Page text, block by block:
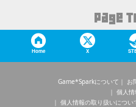
Home X
Game*Sparkについて お
個人
個人情報の取り扱いについ